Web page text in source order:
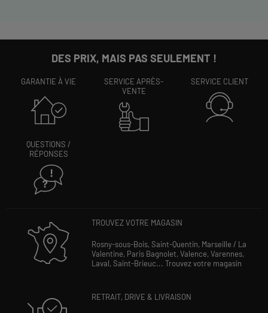
DES PRIX, MAIS PAS SEULEMENT !
GARANTIE À VIE
SERVICE APRÈS-
VENTE
SERVICE CLIENT
QUESTIONS /
RÉPONSES
TROUVEZ VOTRE MAGASIN
Rosny-sous-Bois, Saint-Quentin, Marseille / La
Valentine, Paris Bagnolet, Valence, Varennes,
Laval, Saint-Brieuc... Trouvez votre magasin
RETRAIT, DRIVE & LIVRAISON